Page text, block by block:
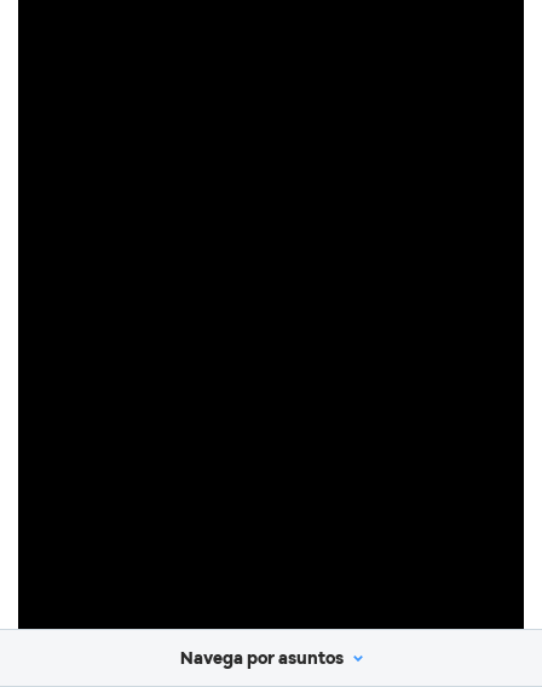
Navega por asuntos